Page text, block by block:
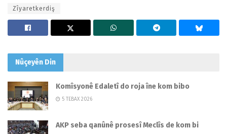
Zîyaretkerdiş
Nûçeyên Din
Komîsyonê Edaletî do roja îne kom bibo
5 TEBAX 2026
AKP seba qanûnê prosesî Meclîs de kom bi